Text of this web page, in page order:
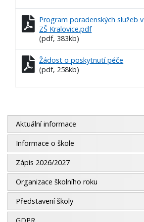
Program poradenských služeb v
ZŠ Kralovice.pdf
(pdf, 383kb)
Žádost o poskytnutí péče
(pdf, 258kb)
Aktuální informace
Informace o škole
Zápis 2026/2027
Organizace školního roku
Představení školy